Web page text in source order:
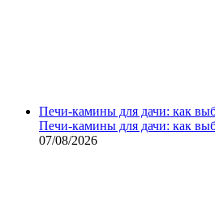
Печи-камины для дачи: как
Печи-камины для дачи: как
07/08/2026